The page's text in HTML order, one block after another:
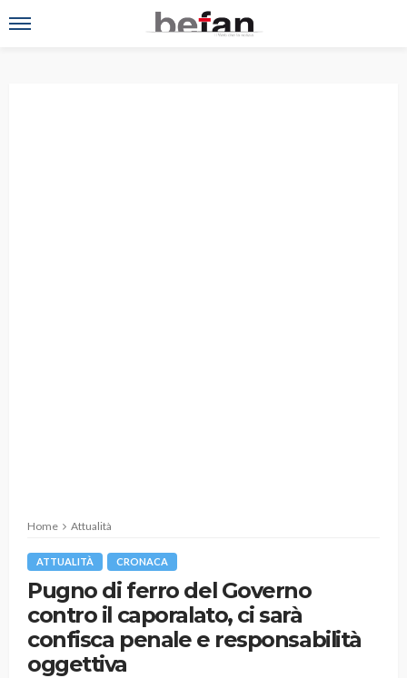
Home Attualità
ATTUALITÀ CRONACA
Pugno di ferro del Governo
contro il caporalato, ci sarà
confisca penale e responsabilità
oggettiva